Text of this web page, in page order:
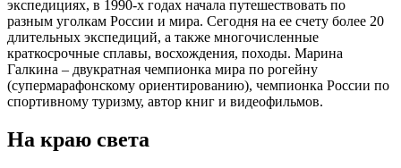
экспедициях, в 1990-х годах начала путешествовать по
разным уголкам России и мира. Сегодня на ее счету более 20
длительных экспедиций, а также многочисленные
краткосрочные сплавы, восхождения, походы. Марина
Галкина – двукратная чемпионка мира по рогейну
(супермарафонскому ориентированию), чемпионка России по
спортивному туризму, автор книг и видеофильмов.
На краю света